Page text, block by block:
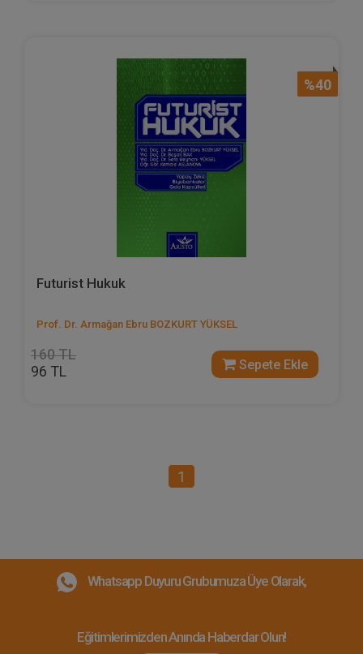
%40
Futurist Hukuk
Prof. Dr. Armağan Ebru BOZKURT YÜKSEL
160 TL
96 TL Sepete Ekle
1
Whatsapp Duyuru Grubumuza Üye Olarak,
Eğitimlerimizden Anında Haberdar Olun!